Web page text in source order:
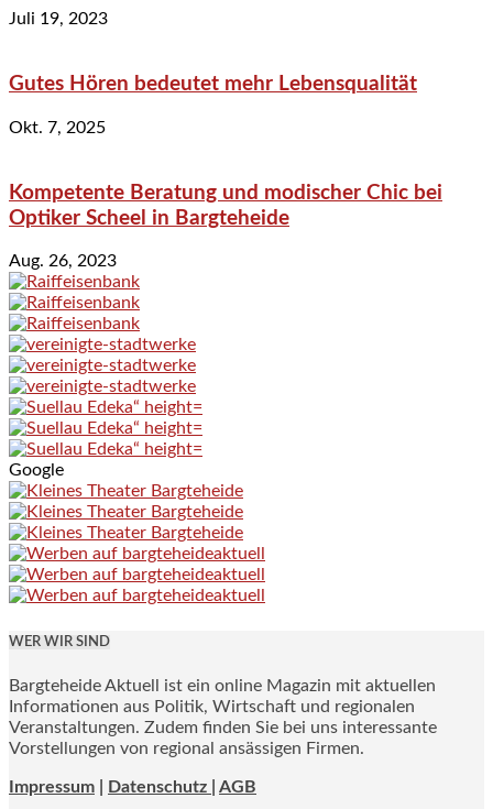
Juli 19, 2023
Gutes Hören bedeutet mehr Lebensqualität
Okt. 7, 2025
Kompetente Beratung und modischer Chic bei
Optiker Scheel in Bargteheide
Aug. 26, 2023
Google
WER WIR SIND
Bargteheide Aktuell ist ein online Magazin mit aktuellen
Informationen aus Politik, Wirtschaft und regionalen
Veranstaltungen. Zudem finden Sie bei uns interessante
Vorstellungen von regional ansässigen Firmen.
Impressum Datenschutz | AGB